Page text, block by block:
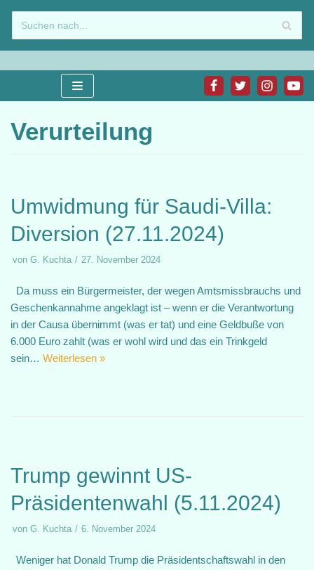
Zum
Inhalt
springen
Verurteilung
Umwidmung für Saudi-Villa:
Diversion (27.11.2024)
von G. Kuchta 27. November 2024
Da muss ein Bürgermeister, der wegen Amtsmissbrauchs und
Geschenkannahme angeklagt ist – wenn er die Verantwortung
in der Causa übernimmt (was er tat) und eine Geldbuße von
6.000 Euro zahlt (was er wohl wird und das ein Trinkgeld
sein… Weiterlesen »
Trump gewinnt US-
Präsidentenwahl (5.11.2024)
von G. Kuchta 6. November 2024
Weniger hat Donald Trump die Präsidentschaftswahl in den